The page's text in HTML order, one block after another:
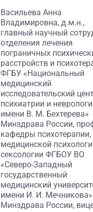
Васильева Анна
Владимировна, д.м.н.,
главный научный
отделения лечения
пограничных
расстройств и
ФГБУ «Национальный
медицинский
исследовательский
психиатрии и
имени В. М. Бехтерева»
Минздрава России,
кафедры психотерапии,
медицинской
сексологии ФГБОУ ВО
«Северо-Западный
государственный
медицинский
имени И. И. Мечникова»
Минздрава России,